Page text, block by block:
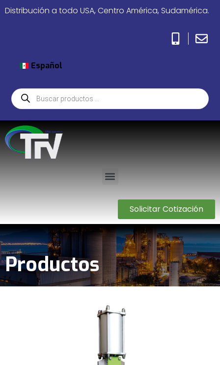
Distribución a todo USA, Centro América, Sudamérica.
Español
Solicitar Cotización
Productos